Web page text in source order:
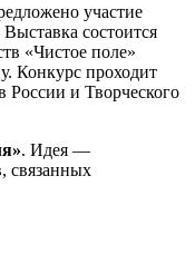
участие
состоится
«Чистое поле»
Конкурс проходит
и Творческого
. Идея —
связанных